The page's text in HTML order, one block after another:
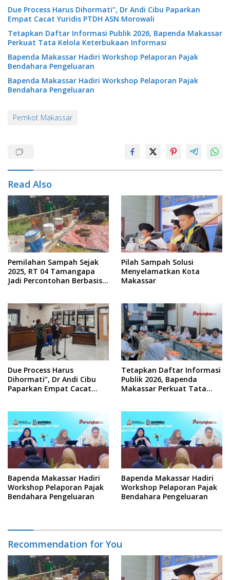
Due Process Harus Dihormati”, Dr Andi Cibu Paparkan
Empat Cacat Yuridis PTDH ASN Morowali
Tetapkan Daftar Informasi Publik 2026, Bapenda Makassar
Perkuat Tata Kelola Keterbukaan Informasi
Bapenda Makassar Hadiri Workshop Pelaporan Pajak
Bendahara Pengeluaran
Bapenda Makassar Hadiri Workshop Pelaporan Pajak
Bendahara Pengeluaran
Pemkot Makassar
Read Also
Pemilahan Sampah Sejak
2025, RT 04 Tamangapa
Jadi Percontohan Berbasis
Pilah Sampah Solusi
Menyelamatkan Kota
Makassar
Due Process Harus
Dihormati”, Dr Andi Cibu
Paparkan Empat Cacat
Tetapkan Daftar Informasi
Publik 2026, Bapenda
Makassar Perkuat Tata
Bapenda Makassar Hadiri
Workshop Pelaporan Pajak
Bendahara Pengeluaran
Bapenda Makassar Hadiri
Workshop Pelaporan Pajak
Bendahara Pengeluaran
Recommendation for You